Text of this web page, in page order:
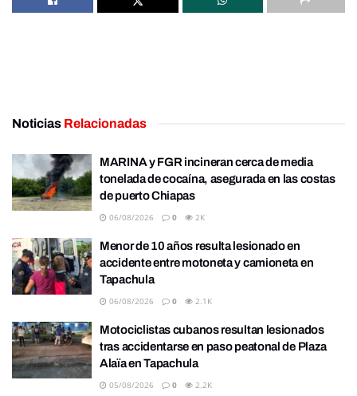
Noticias Relacionadas
MARINA y FGR incineran cerca de media
tonelada de cocaína, asegurada en las costas
de puerto Chiapas
06/08/2026 0 2K
Menor de 10 años resulta lesionado en
accidente entre motoneta y camioneta en
Tapachula
06/08/2026 0 2.1K
Motociclistas cubanos resultan lesionados
tras accidentarse en paso peatonal de Plaza
Alaïa en Tapachula
05/08/2026 0 2.2K